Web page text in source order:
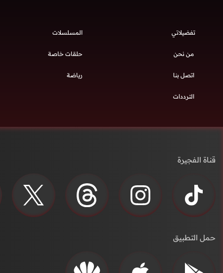
تفضيلاتي
من نحن
اتصل بنا
الترددات
المسلسلات
حلقات خاصة
رياضة
قناة الفجيرة
حمل التطبيق